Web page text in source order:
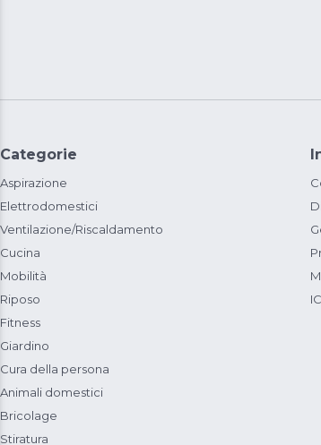
Categorie
Aspirazione
Elettrodomestici
Ventilazione/Riscaldamento
Cucina
Mobilità
Riposo
Fitness
Giardino
Cura della persona
Animali domestici
Bricolage
Stiratura